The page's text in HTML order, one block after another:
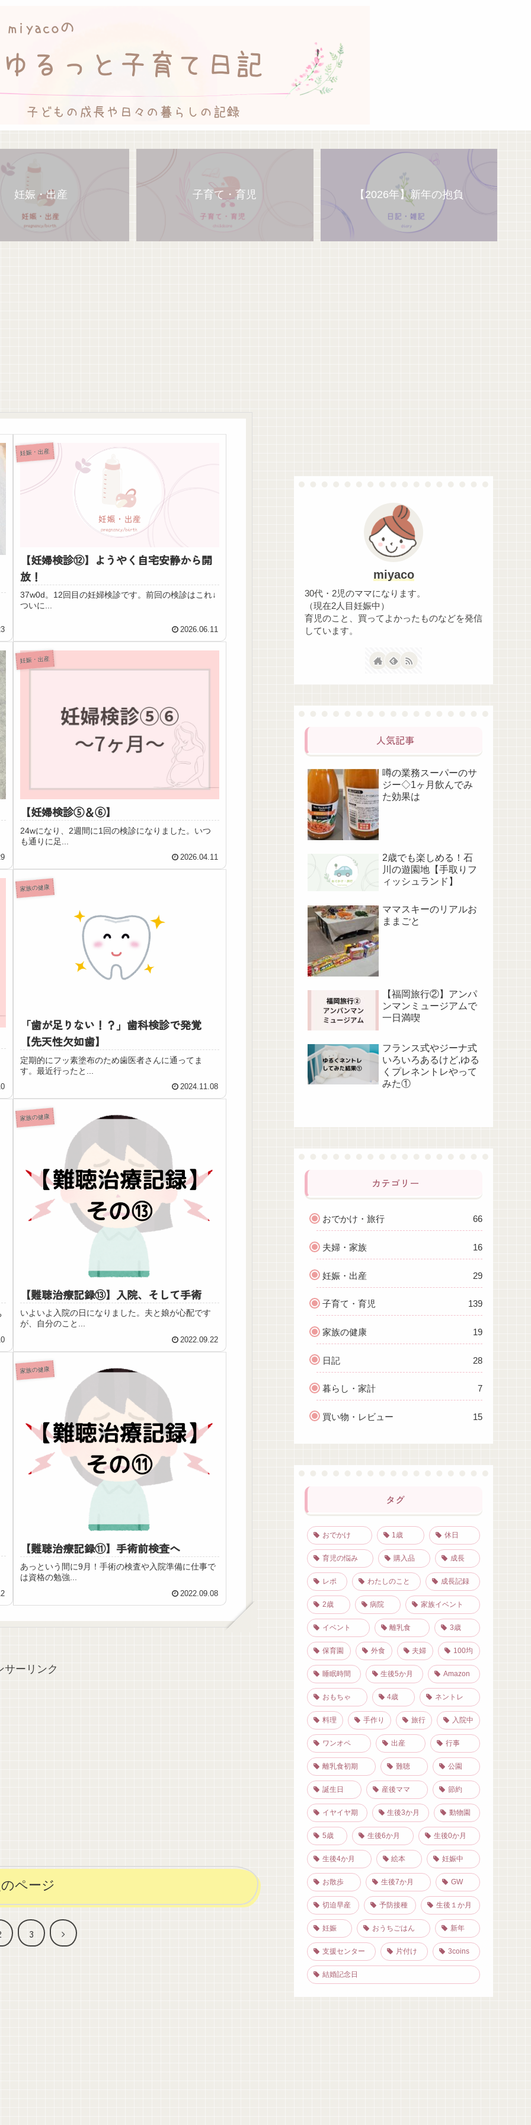
妊娠・出産 子育て・育児 【2026年】新年の抱負
妊娠・出産
【妊婦検診⑫】ようやく自宅安静から開
放！
37w0d。12回目の妊婦検診です。前回の検診はこれ↓
ついに...
2026.06.11
妊娠・出産
【妊婦検診⑤＆⑥】
24wになり、2週間に1回の検診になりました。いつ
も通りに足...
2026.04.11
家族の健康
「歯が足りない！？」歯科検診で発覚
【先天性欠如歯】
定期的にフッ素塗布のため歯医者さんに通ってま
す。最近行ったと...
2024.11.08
家族の健康
【難聴治療記録⑬】入院、そして手術
いよいよ入院の日になりました。夫と娘が心配です
が、自分のこと...
2022.09.22
家族の健康
【難聴治療記録⑪】手術前検査へ
あっという間に9月！手術の検査や入院準備に仕事で
は資格の勉強...
2022.09.08
サーリンク
ページ
3
次
miyaco
30代・2児のママになります。
（現在2人目妊娠中）
育児のこと、買ってよかったものなどを発信
しています。
人気記事
噂の業務スーパーのサ
ジー◇1ヶ月飲んでみ
た効果は
2歳でも楽しめる！石
川の遊園地【手取りフ
ィッシュランド】
ママスキーのリアルお
ままごと
【福岡旅行②】アンパ
ンマンミュージアムで
一日満喫
フランス式やジーナ式
いろいろあるけど,ゆる
くプレネントレやって
みた①
カテゴリー
おでかけ・旅行 66
夫婦・家族 16
妊娠・出産 29
子育て・育児 139
家族の健康 19
日記 28
暮らし・家計 7
買い物・レビュー 15
タグ
おでかけ 1歳 休日
育児の悩み 購入品 成長
レポ わたしのこと 成長記録
2歳 病院 家族イベント
イベント 離乳食 3歳
保育園 外食 夫婦 100均
睡眠時間 生後5か月 Amazon
おもちゃ 4歳 ネントレ
料理 手作り 旅行 入院中
ワンオペ 出産 行事
離乳食初期 難聴 公園
誕生日 産後ママ 節約
イヤイヤ期 生後3か月 動物園
5歳 生後6か月 生後0か月
生後4か月 絵本 妊娠中
お散歩 生後7か月 GW
切迫早産 予防接種 生後１か月
妊娠 おうちごはん 新年
支援センター 片付け 3coins
結婚記念日